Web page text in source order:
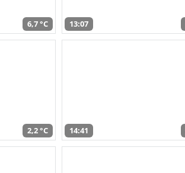
6,7 °C 13:07
2,2 °C 14:41